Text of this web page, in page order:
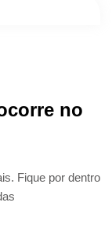
no
Fique por dentro